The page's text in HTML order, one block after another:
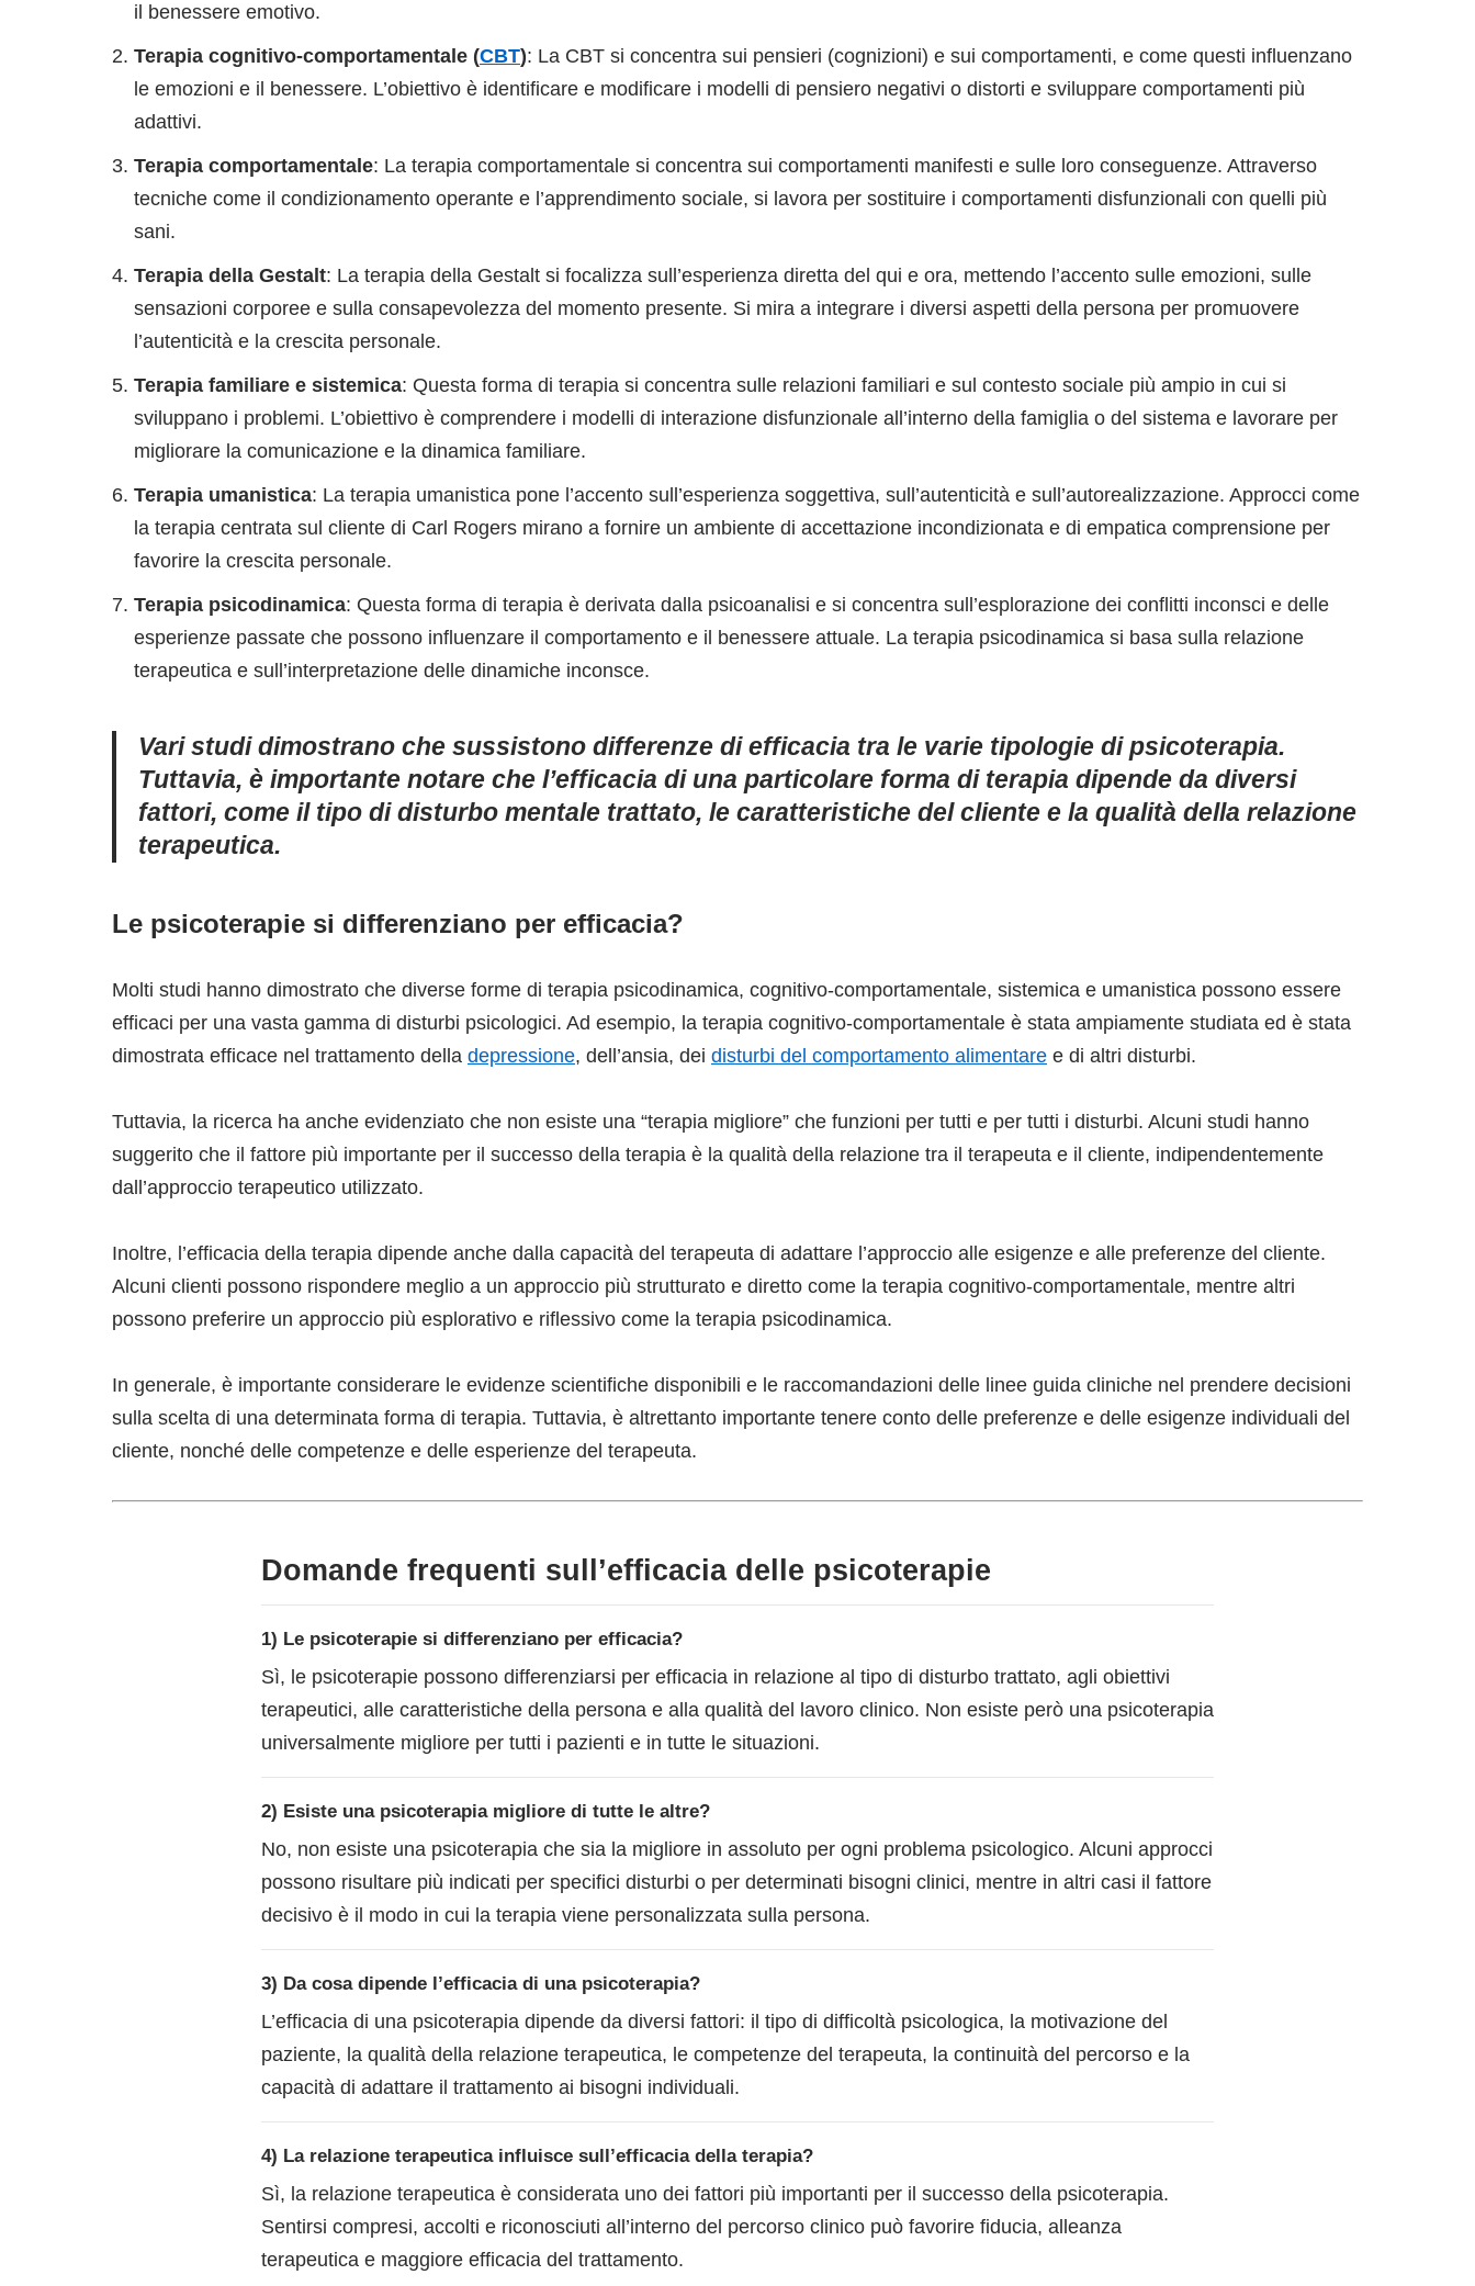
il benessere emotivo.
Terapia cognitivo-comportamentale (CBT): La CBT si concentra sui pensieri (cognizioni) e sui comportamenti, e come questi influenzano
le emozioni e il benessere. L’obiettivo è identificare e modificare i modelli di pensiero negativi o distorti e sviluppare comportamenti più
adattivi.
Terapia comportamentale: La terapia comportamentale si concentra sui comportamenti manifesti e sulle loro conseguenze. Attraverso
tecniche come il condizionamento operante e l’apprendimento sociale, si lavora per sostituire i comportamenti disfunzionali con quelli più
sani.
Terapia della Gestalt: La terapia della Gestalt si focalizza sull’esperienza diretta del qui e ora, mettendo l’accento sulle emozioni, sulle
sensazioni corporee e sulla consapevolezza del momento presente. Si mira a integrare i diversi aspetti della persona per promuovere
l’autenticità e la crescita personale.
Terapia familiare e sistemica: Questa forma di terapia si concentra sulle relazioni familiari e sul contesto sociale più ampio in cui si
sviluppano i problemi. L’obiettivo è comprendere i modelli di interazione disfunzionale all’interno della famiglia o del sistema e lavorare per
migliorare la comunicazione e la dinamica familiare.
Terapia umanistica: La terapia umanistica pone l’accento sull’esperienza soggettiva, sull’autenticità e sull’autorealizzazione. Approcci come
la terapia centrata sul cliente di Carl Rogers mirano a fornire un ambiente di accettazione incondizionata e di empatica comprensione per
favorire la crescita personale.
Terapia psicodinamica: Questa forma di terapia è derivata dalla psicoanalisi e si concentra sull’esplorazione dei conflitti inconsci e delle
esperienze passate che possono influenzare il comportamento e il benessere attuale. La terapia psicodinamica si basa sulla relazione
terapeutica e sull’interpretazione delle dinamiche inconsce.
Vari studi dimostrano che sussistono differenze di efficacia tra le varie tipologie di psicoterapia.
Tuttavia, è importante notare che l’efficacia di una particolare forma di terapia dipende da diversi
fattori, come il tipo di disturbo mentale trattato, le caratteristiche del cliente e la qualità della relazione
terapeutica.
Le psicoterapie si differenziano per efficacia?
Molti studi hanno dimostrato che diverse forme di terapia psicodinamica, cognitivo-comportamentale, sistemica e umanistica possono essere
efficaci per una vasta gamma di disturbi psicologici. Ad esempio, la terapia cognitivo-comportamentale è stata ampiamente studiata ed è stata
dimostrata efficace nel trattamento della depressione, dell’ansia, dei disturbi del comportamento alimentare e di altri disturbi.
Tuttavia, la ricerca ha anche evidenziato che non esiste una “terapia migliore” che funzioni per tutti e per tutti i disturbi. Alcuni studi hanno
suggerito che il fattore più importante per il successo della terapia è la qualità della relazione tra il terapeuta e il cliente, indipendentemente
dall’approccio terapeutico utilizzato.
Inoltre, l’efficacia della terapia dipende anche dalla capacità del terapeuta di adattare l’approccio alle esigenze e alle preferenze del cliente.
Alcuni clienti possono rispondere meglio a un approccio più strutturato e diretto come la terapia cognitivo-comportamentale, mentre altri
possono preferire un approccio più esplorativo e riflessivo come la terapia psicodinamica.
In generale, è importante considerare le evidenze scientifiche disponibili e le raccomandazioni delle linee guida cliniche nel prendere decisioni
sulla scelta di una determinata forma di terapia. Tuttavia, è altrettanto importante tenere conto delle preferenze e delle esigenze individuali del
cliente, nonché delle competenze e delle esperienze del terapeuta.
Domande frequenti sull’efficacia delle psicoterapie
1) Le psicoterapie si differenziano per efficacia?
Sì, le psicoterapie possono differenziarsi per efficacia in relazione al tipo di disturbo trattato, agli obiettivi
terapeutici, alle caratteristiche della persona e alla qualità del lavoro clinico. Non esiste però una psicoterapia
universalmente migliore per tutti i pazienti e in tutte le situazioni.
2) Esiste una psicoterapia migliore di tutte le altre?
No, non esiste una psicoterapia che sia la migliore in assoluto per ogni problema psicologico. Alcuni approcci
possono risultare più indicati per specifici disturbi o per determinati bisogni clinici, mentre in altri casi il fattore
decisivo è il modo in cui la terapia viene personalizzata sulla persona.
3) Da cosa dipende l’efficacia di una psicoterapia?
L’efficacia di una psicoterapia dipende da diversi fattori: il tipo di difficoltà psicologica, la motivazione del
paziente, la qualità della relazione terapeutica, le competenze del terapeuta, la continuità del percorso e la
capacità di adattare il trattamento ai bisogni individuali.
4) La relazione terapeutica influisce sull’efficacia della terapia?
Sì, la relazione terapeutica è considerata uno dei fattori più importanti per il successo della psicoterapia.
Sentirsi compresi, accolti e riconosciuti all’interno del percorso clinico può favorire fiducia, alleanza
terapeutica e maggiore efficacia del trattamento.